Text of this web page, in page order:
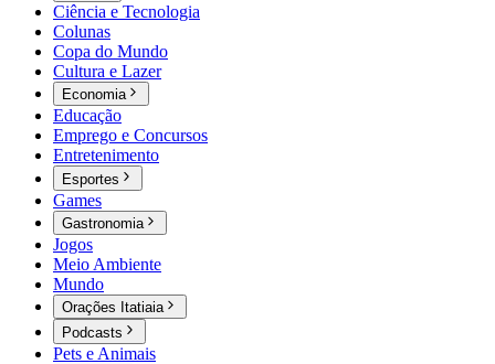
Ciência e Tecnologia
Colunas
Copa do Mundo
Cultura e Lazer
Economia
Educação
Emprego e Concursos
Entretenimento
Esportes
Games
Gastronomia
Jogos
Meio Ambiente
Mundo
Orações Itatiaia
Podcasts
Pets e Animais